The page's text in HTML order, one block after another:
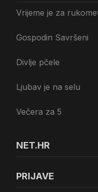
Vrijeme je za
Gospodin Savršeni
Divlje pčele
Ljubav je na selu
Večera za 5
NET.HR
PRIJAVE